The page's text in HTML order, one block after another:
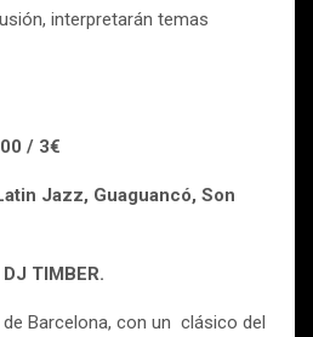
interpretarán temas
/ 3€
Jazz, Guaguancó, Son
TIMBER.
Barcelona, con un clásico del